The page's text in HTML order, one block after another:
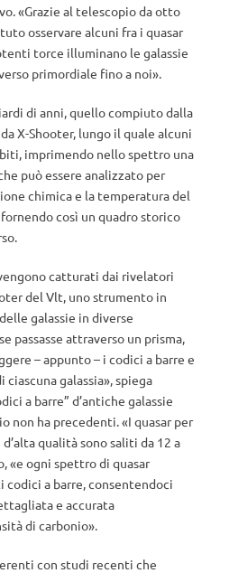
«Grazie al telescopio da otto
osservare alcuni fra i quasar
torce illuminano le galassie
primordiale fino a noi».
di anni, quello compiuto dalla
X-Shooter, lungo il quale alcuni
imprimendo nello spettro una
può essere analizzato per
chimica e la temperatura del
così un quadro storico
catturati dai rivelatori
del Vlt, uno strumento in
galassie in diverse
passasse attraverso un prisma,
– appunto – i codici a barre e
galassia», spiega
a barre” d’antiche galassie
non ha precedenti. «I quasar per
qualità sono saliti da 12 a
«e ogni spettro di quasar
a barre, consentendoci
e accurata
di carbonio».
con studi recenti che